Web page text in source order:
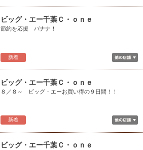
新着
ビッグ・エー千葉Ｃ・ｏｎｅ
節約を応援 バナナ！
新着
ビッグ・エー千葉Ｃ・ｏｎｅ
８／８～ ビッグ・エーお買い得の９日間！！
ビッグ・エー千葉Ｃ・ｏｎｅ